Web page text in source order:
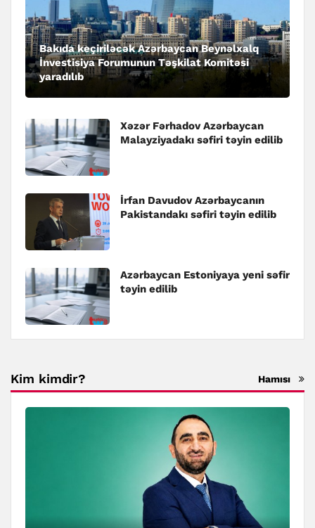
Bakıda keçiriləcək Azərbaycan Beynəlxalq
İnvestisiya Forumunun Təşkilat Komitəsi
yaradılıb
Xəzər Fərhadov Azərbaycan
Malayziyadakı səfiri təyin edilib
İrfan Davudov Azərbaycanın
Pakistandakı səfiri təyin edilib
Azərbaycan Estoniyaya yeni səfir
təyin edilib
Kim kimdir? Hamısı